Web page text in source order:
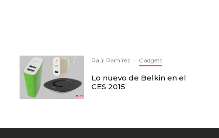
Raúl Ramírez · Gadgets
Lo nuevo de Belkin en el
CES 2015